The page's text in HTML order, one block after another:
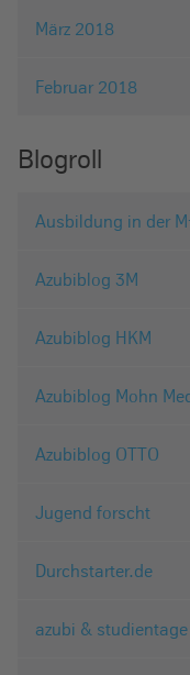
März 2018
Februar 2018
Blogroll
Ausbildung in der
Azubiblog 3M
Azubiblog HKM
Azubiblog Mohn
Azubiblog OTTO
Jugend forscht
Durchstarter.de
azubi &